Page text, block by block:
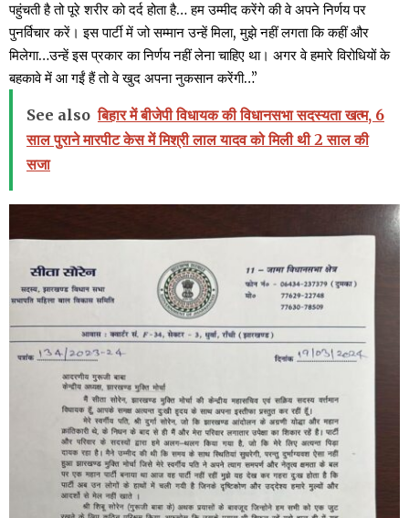
पहुंचती है तो पूरे शरीर को दर्द होता है… हम उम्मीद करेंगे की वे अपने निर्णय पर
पुनर्विचार करें। इस पार्टी में जो सम्मान उन्हें मिला, मुझे नहीं लगता कि कहीं और
मिलेगा…उन्हें इस प्रकार का निर्णय नहीं लेना चाहिए था। अगर वे हमारे विरोधियों के
बहकावे में आ गईं हैं तो वे खुद अपना नुकसान करेंगी…”
See also बिहार में बीजेपी विधायक की विधानसभा सदस्यता खत्म, 6
साल पुराने मारपीट केस में मिश्री लाल यादव को मिली थी 2 साल की
सजा